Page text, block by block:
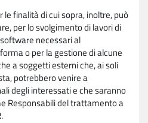
le finalità di cui sopra, inoltre, può
per lo svolgimento di lavori di
necessari al
o per la gestione di alcune
a soggetti esterni che, ai soli
potrebbero venire a
degli interessati e che saranno
Responsabili del trattamento a